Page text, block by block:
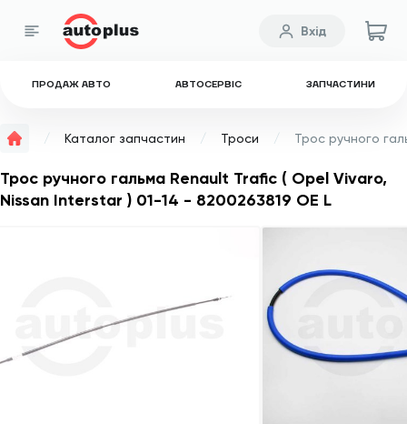
ПРОДАЖ АВТО АВТОСЕРВІС ЗАПЧАСТИНИ
Вхід
Каталог запчастин Троси
Трос ручного гальма Renault Trafic ( Opel Vivaro,
Nissan Interstar ) 01-14 - 8200263819 OE L